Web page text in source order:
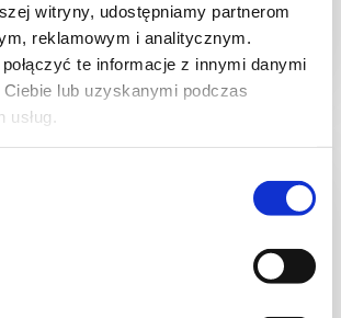
witryny, udostępniamy partnerom
reklamowym i analitycznym.
te informacje z innymi danymi
lub uzyskanymi podczas
22 min. 2486 kcal 2